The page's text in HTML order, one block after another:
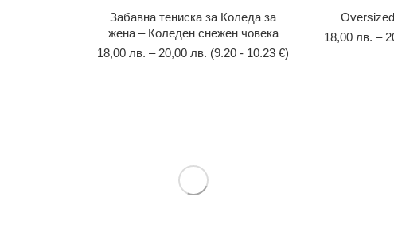
Забавна тениска за Коледа за
жена – Коледен снежен човека
18,00 лв. –20,00 лв. (9.20 - 10.23 €)
18,00 лв. –